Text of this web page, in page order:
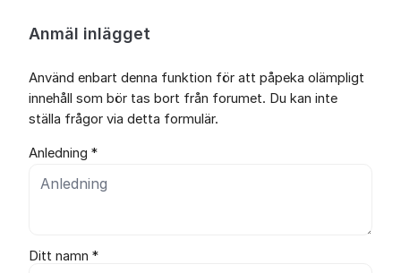
Anmäl inlägget
Använd enbart denna funktion för att påpeka olämpligt
innehåll som bör tas bort från forumet. Du kan inte
ställa frågor via detta formulär.
Anledning *
Ditt namn *